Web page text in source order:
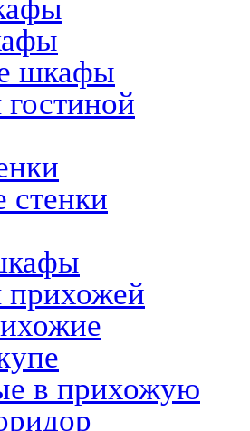
шкафы
стенки
прихожей
в прихожую